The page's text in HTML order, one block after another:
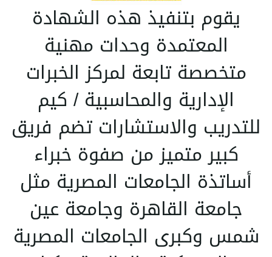
يقوم بتنفيذ هذه الشهادة
المعتمدة وحدات مهنية
متخصصة تابعة لمركز الخبرات
الإدارية والمحاسبية / كيم
للتدريب والاستشارات تضم فريق
كبير متميز من صفوة خبراء
أساتذة الجامعات المصرية مثل
جامعة القاهرة وجامعة عين
شمس وكبرى الجامعات المصرية